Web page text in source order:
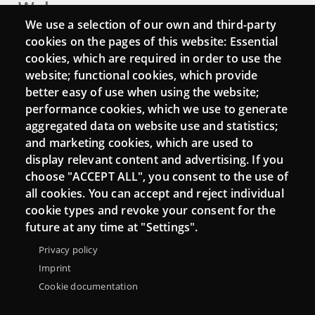
Webs
Login
Mattermost Punt TIC
Moodle CampusLab
Connect
Contact
Newsletters
We use a selection of our own and third-party
cookies on the pages of this website: Essential
cookies, which are required in order to use the
website; functional cookies, which provide
better easy of use when using the website;
performance cookies, which we use to generate
aggregated data on website use and statistics;
and marketing cookies, which are used to
display relevant content and advertising. If you
choose "ACCEPT ALL", you consent to the use of
all cookies. You can accept and reject individual
cookie types and revoke your consent for the
future at any time at "Settings".
Privacy policy
Imprint
Cookie documentation